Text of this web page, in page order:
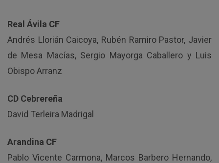
Real Ávila CF
Andrés Llorián Caicoya, Rubén Ramiro Pastor, Javier
de Mesa Macías, Sergio Mayorga Caballero y Luis
Obispo Arranz
CD Cebrereña
David Terleira Madrigal
Arandina CF
Pablo Vicente Carmona, Marcos Barbero Hernando,